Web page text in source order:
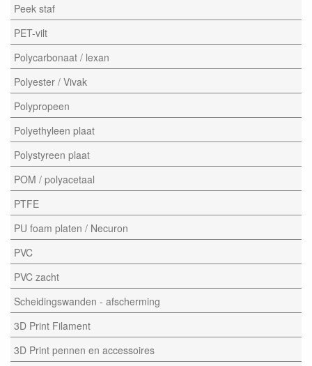
Peek staf
PET-vilt
Polycarbonaat / lexan
Polyester / Vivak
Polypropeen
Polyethyleen plaat
Polystyreen plaat
POM / polyacetaal
PTFE
PU foam platen / Necuron
PVC
PVC zacht
Scheidingswanden - afscherming
3D Print Filament
3D Print pennen en accessoires